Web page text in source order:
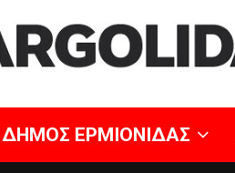
ΔΗΜΟΣ ΕΡΜΙΟΝΙΔΑΣ